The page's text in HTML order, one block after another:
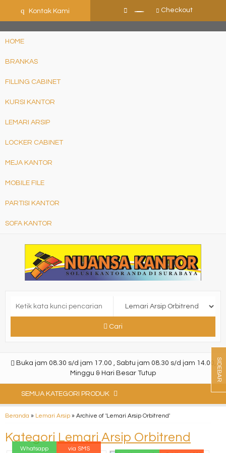
q Kontak Kami Checkout
HOME
BRANKAS
FILLING CABINET
KURSI KANTOR
LEMARI ARSIP
LOCKER CABINET
MEJA KANTOR
MOBILE FILE
PARTISI KANTOR
SOFA KANTOR
Cari
Buka jam 08.30 s/d jam 17.00 , Sabtu jam 08.30 s/d jam 14.00,
Minggu & Hari Besar Tutup
SEMUA KATEGORI PRODUK
Beranda » Lemari Arsip » Archive of 'Lemari Arsip Orbitrend'
Kategori Lemari Arsip Orbitrend
Whatsapp via SMS
SIDEBAR